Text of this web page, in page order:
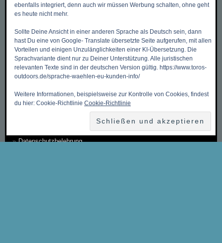
Zurück zum Anfang ->
Mein Benutzerkonto
Meine Wunschliste
Mein Warenkorb
Kasse
Kontakt, Öffnungszeiten & Anfahrt
Versandkosten & Versandarten
Datenschutzbelehrung
ebenfalls integriert, denn auch wir müssen Werbung schalten, ohne geht
es heute nicht mehr.
Sollte Deine Ansicht in einer anderen Sprache als Deutsch sein, dann
hast Du eine von Google- Translate übersetzte Seite aufgerufen, mit allen
Vorteilen und einigen Unzulänglichkeiten einer KI-Übersetzung. Die
Sprachvariante dient nur zu Deiner Unterstützung. Alle juristischen
relevanten Texte sind in der deutschen Version gültig. https://www.toros-
outdoors.de/sprache-waehlen-eu-kunden-info/
Weitere Informationen, beispielsweise zur Kontrolle von Cookies, findest
du hier: Cookie-Richtlinie Cookie-Richtlinie